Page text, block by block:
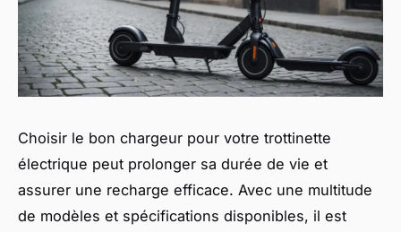
Choisir le bon chargeur pour votre trottinette
électrique peut prolonger sa durée de vie et
assurer une recharge efficace. Avec une multitude
de modèles et spécifications disponibles, il est